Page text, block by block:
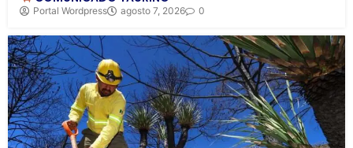
Portal Wordpress agosto 7, 2026 0